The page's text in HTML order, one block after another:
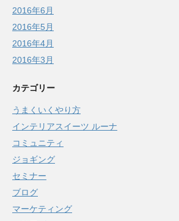
2016年6月
2016年5月
2016年4月
2016年3月
カテゴリー
うまくいくやり方
インテリアスイーツ ルーナ
コミュニティ
ジョギング
セミナー
ブログ
マーケティング